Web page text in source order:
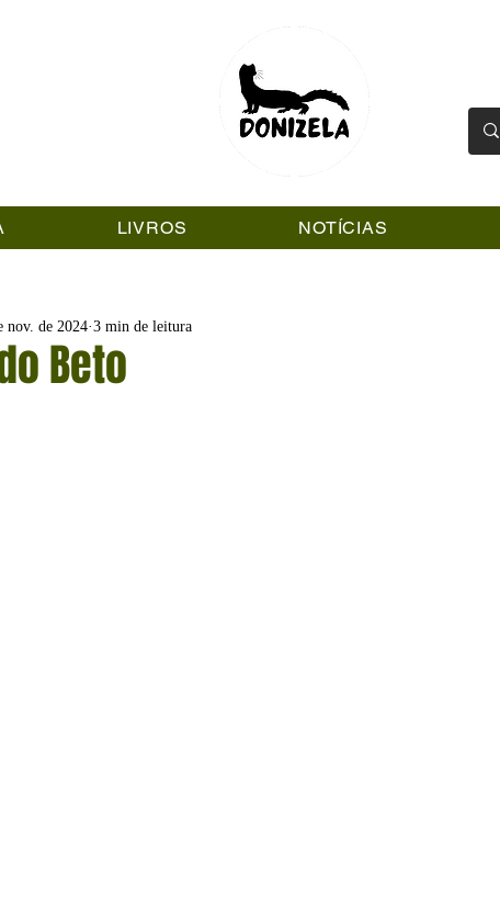
LIVROS NOTÍCIAS
Beto
nov. de 2024 3 min de leitura
de 5 estrelas.